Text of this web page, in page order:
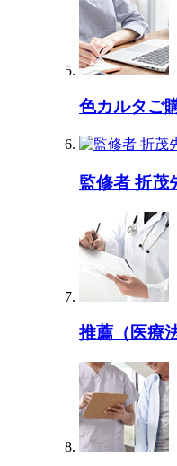
色カルタご
監修者 折茂
推薦（医療